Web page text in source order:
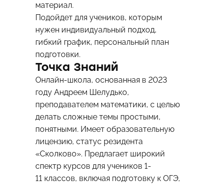
материал.
Подойдет для учеников, которым
нужен индивидуальный подход,
гибкий график, персональный план
подготовки.
Точка Знаний
Онлайн-школа, основанная в 2023
году Андреем Шелудько,
преподавателем математики, с целью
делать сложные темы простыми,
понятными. Имеет образовательную
лицензию, статус резидента
«Сколково». Предлагает широкий
спектр курсов для учеников 1-
11 классов, включая подготовку к ОГЭ,